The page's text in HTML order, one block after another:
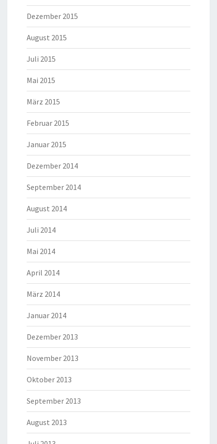
Dezember 2015
August 2015
Juli 2015
Mai 2015
März 2015
Februar 2015
Januar 2015
Dezember 2014
September 2014
August 2014
Juli 2014
Mai 2014
April 2014
März 2014
Januar 2014
Dezember 2013
November 2013
Oktober 2013
September 2013
August 2013